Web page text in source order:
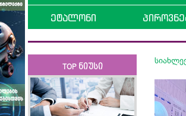
ეტალონი
TOP ნიუსი